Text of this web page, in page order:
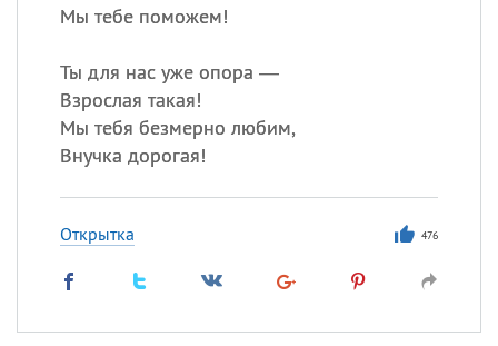
Мы тебе поможем!
Ты для нас уже опора —
Взрослая такая!
Мы тебя безмерно любим,
Внучка дорогая!
Открытка 476